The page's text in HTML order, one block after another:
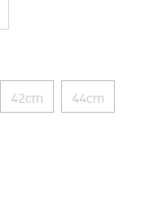
42cm 44cm